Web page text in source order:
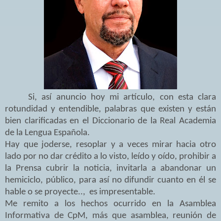
Si, así anuncio hoy mi artículo, con esta clara
rotundidad y entendible, palabras que existen y están
bien clarificadas en el Diccionario de la Real Academia
de la Lengua Española.
Hay que joderse, resoplar y a veces mirar hacia otro
lado por no dar crédito a lo visto, leído y oído, prohibir a
la Prensa cubrir la noticia, invitarla a abandonar un
hemiciclo, público, para así no difundir cuanto en él se
hable o se proyecte.., es impresentable.
Me remito a los hechos ocurrido en la Asamblea
Informativa de CpM, más que asamblea, reunión de